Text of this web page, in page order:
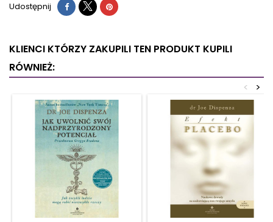
Udostępnij
KLIENCI KTÓRZY ZAKUPILI TEN PRODUKT KUPILI
RÓWNIEŻ:
>
<